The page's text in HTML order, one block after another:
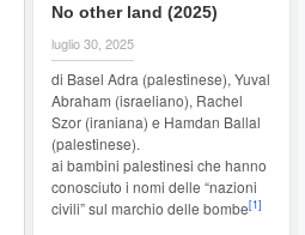
No other land (2025)
luglio 30, 2025
di Basel Adra (palestinese), Yuval
Abraham (israeliano), Rachel
Szor (iraniana) e Hamdan Ballal
(palestinese).
ai bambini palestinesi che hanno
conosciuto i nomi delle “nazioni
civili” sul marchio delle bombe[1]